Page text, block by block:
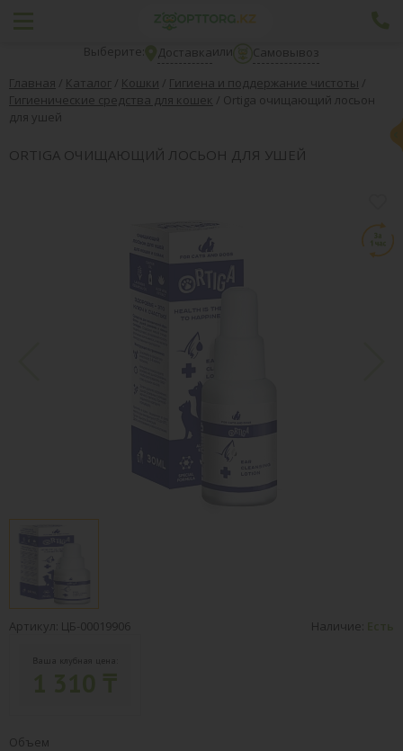
Выберите: Доставкаили
Самовывоз
Главная / Каталог / Кошки / Гигиена и поддержание чистоты /
Гигиенические средства для кошек
/ Ortiga очищающий лосьон
для ушей
ORTIGA ОЧИЩАЮЩИЙ ЛОСЬОН ДЛЯ УШЕЙ
Артикул: ЦБ-00019906 Наличие: Есть
Ваша клубная цена:
Объем